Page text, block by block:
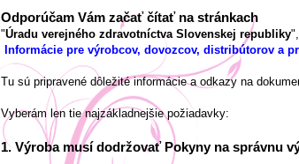
Odporúčam Vám začať čítať na stránkach
"Úradu verejného zdravotníctva Slovenskej republiky
Informácie pre výrobcov, dovozcov, distribútorov a
Tu sú pripravené dôležité informácie a odkazy na
Vyberám len tie najzákladnejšie požiadavky:
1. Výroba musí dodržovať Pokyny na správnu